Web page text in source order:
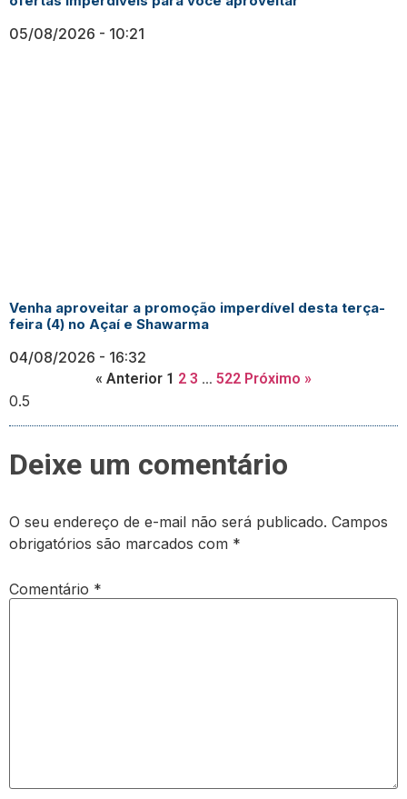
05/08/2026 10:21
Venha aproveitar a promoção imperdível desta terça-
feira (4) no Açaí e Shawarma
04/08/2026 16:32
« Anterior 1 2 3 … 522 Próximo »
Deixe um comentário
O seu endereço de e-mail não será publicado. Campos
obrigatórios são marcados com *
Comentário *